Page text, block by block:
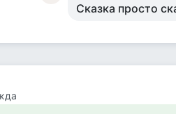
Сказка просто